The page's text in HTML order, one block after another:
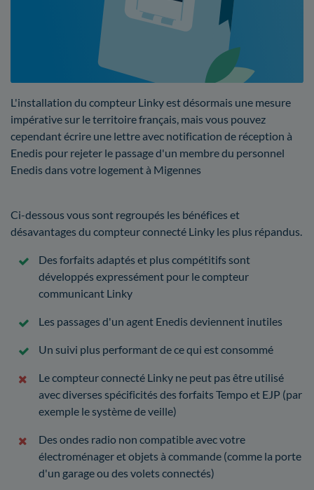
L'installation du compteur Linky est désormais une mesure
impérative sur le territoire français, mais vous pouvez
cependant écrire une lettre avec notification de réception à
Enedis pour rejeter le passage d'un membre du personnel
Enedis dans votre logement à Migennes
Ci-dessous vous sont regroupés les bénéfices et
désavantages du compteur connecté Linky les plus répandus.
Des forfaits adaptés et plus compétitifs sont
développés expressément pour le compteur
communicant Linky
Les passages d'un agent Enedis deviennent inutiles
Un suivi plus performant de ce qui est consommé
Le compteur connecté Linky ne peut pas être utilisé
avec diverses spécificités des forfaits Tempo et EJP (par
exemple le système de veille)
Des ondes radio non compatible avec votre
électroménager et objets à commande (comme la porte
d'un garage ou des volets connectés)